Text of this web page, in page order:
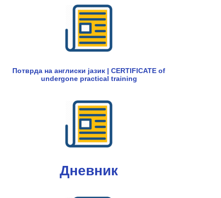
Потврда на англиски јазик | CERTIFICATE of
undergone practical training
Дневник